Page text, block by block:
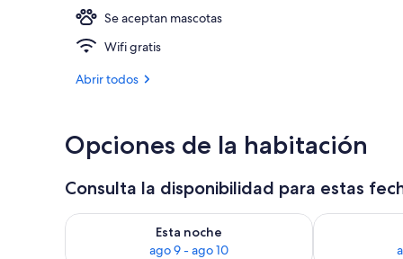
Se aceptan mascotas
Wifi gratis
Abrir todos
Opciones de la habitación
Consulta la disponibilidad para estas
Esta noche
ago 9 - ago 10
Consulta la disponibilidad para esta noche, ago 9 -
Consulta la